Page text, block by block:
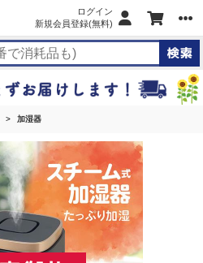
ログイン
新規会員登録(無料)
加湿器